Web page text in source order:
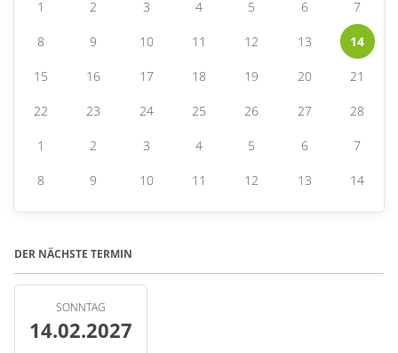
1 2 3 4 5 6 7
8 9 10 11 12 13 14
15 16 17 18 19 20 21
22 23 24 25 26 27 28
1 2 3 4 5 6 7
8 9 10 11 12 13 14
DER NÄCHSTE TERMIN
SONNTAG
14.02.2027